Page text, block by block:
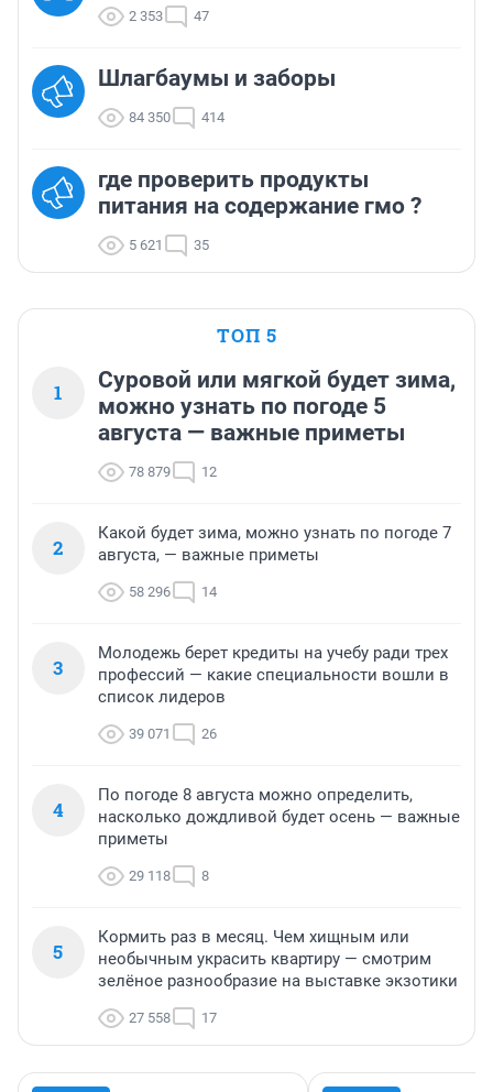
2 353 47
Шлагбаумы и заборы
84 350 414
где проверить продукты
питания на содержание гмо ?
5 621 35
ТОП 5
1
Суровой или мягкой будет зима,
можно узнать по погоде 5
августа — важные приметы
78 879 12
2
Какой будет зима, можно узнать по погоде 7
августа, — важные приметы
58 296 14
3
Молодежь берет кредиты на учебу ради трех
профессий — какие специальности вошли в
список лидеров
39 071 26
4
По погоде 8 августа можно определить,
насколько дождливой будет осень — важные
приметы
29 118 8
5
Кормить раз в месяц. Чем хищным или
необычным украсить квартиру — смотрим
зелёное разнообразие на выставке экзотики
27 558 17